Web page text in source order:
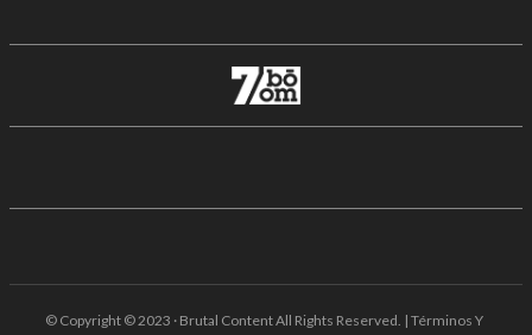
© Copyright © 2023 · Brutal Content All Rights Reserved. | Términos Y